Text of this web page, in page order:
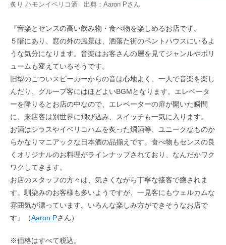
炙り ハモンイベリコ酒 出典： Aaron Pさん
『音楽とセンスの高い飲み物・食べ物を楽しめるお店です。
５階にあり、窓の外の風景は、洒落た街のペントハウスにいるよ
うな気分になります。音楽はお客さんの層を見てジャンルやボリ
ュームも変えているそうです。
旧型のごついスピーカーからの音は心地よく、一人で音楽を楽し
んだり、グループ客にはほどよいBGMとなります。エレベータ
ーを降りるとお店の中なので、エレベーターの扉が開いた瞬間
に、来店客は別世界に飛び込み、スイッチも一気に入ります。
お酒はシラスやイベリコハムを炙った燗酒等、ユニークなものか
らかなりマニアックな日本酒の品揃えです。食べ物もセンスの良
くオリジナルのお料理がラインナップされており、なんだかワク
ワクしてきます。
お店のスタッフの方々は、気さくながら丁寧な接客で癒されま
す。馴染みのお客様も多いようですが、一見客にもウェルカムな
雰囲気が漂っています。いろんな楽しみ方ができそうなお店で
す』（Aaron Pさん）
※価格はすべて税込。